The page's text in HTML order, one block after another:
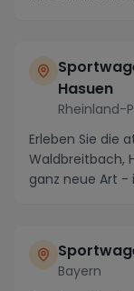
Hasuen
Rheinland-
Erleben Sie die
Waldbreitbach,
ganz neue Art -
Bayern